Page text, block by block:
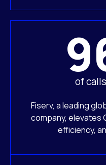
of
Fiserv, a leading
company, elevates
efficiency,